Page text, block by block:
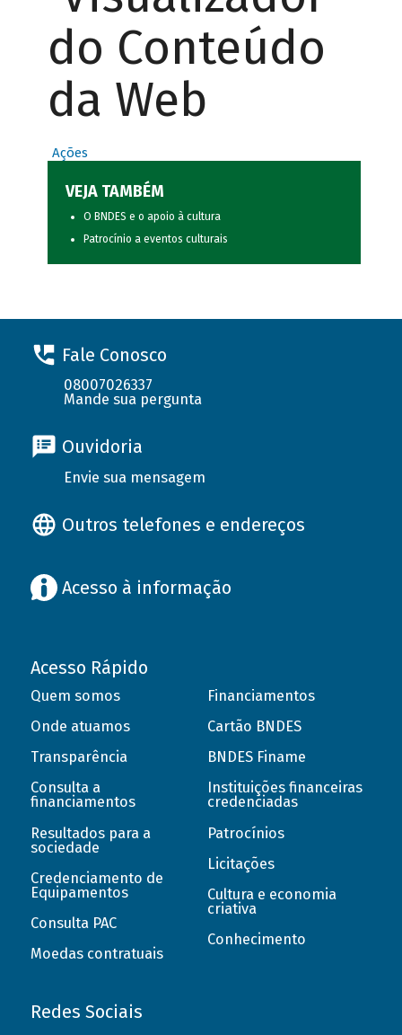
do Conteúdo
da Web
Ações
VEJA TAMBÉM
O BNDES e o apoio à cultura
Patrocínio a eventos culturais
Fale Conosco
08007026337
Mande sua pergunta
Ouvidoria
Envie sua mensagem
Outros telefones e endereços
Acesso à informação
Acesso Rápido
Quem somos
Onde atuamos
Transparência
Consulta a
financiamentos
Resultados para a
sociedade
Credenciamento de
Equipamentos
Consulta PAC
Moedas contratuais
Financiamentos
Cartão BNDES
BNDES Finame
Instituições financeiras
credenciadas
Patrocínios
Licitações
Cultura e economia
criativa
Conhecimento
Redes Sociais